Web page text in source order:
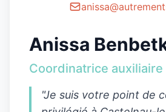
Anissa
Coordinatrice auxiliaire
"Je suis votre point de